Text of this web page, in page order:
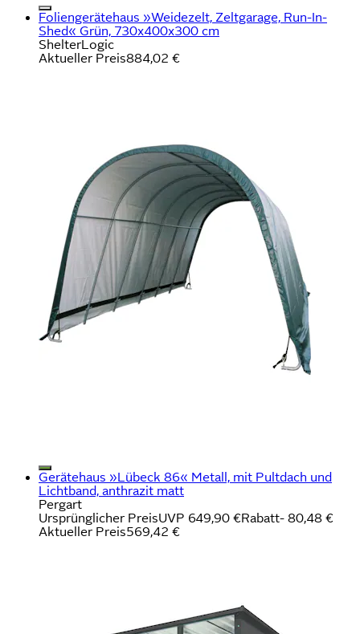
Foliengerätehaus »Weidezelt, Zeltgarage, Run-In-
Shed« Grün, 730x400x300 cm
ShelterLogic
Aktueller Preis884,02 €
Gerätehaus »Lübeck 86« Metall, mit Pultdach und
Lichtband, anthrazit matt
Pergart
Ursprünglicher PreisUVP 649,90 €Rabatt- 80,48 €
Aktueller Preis569,42 €